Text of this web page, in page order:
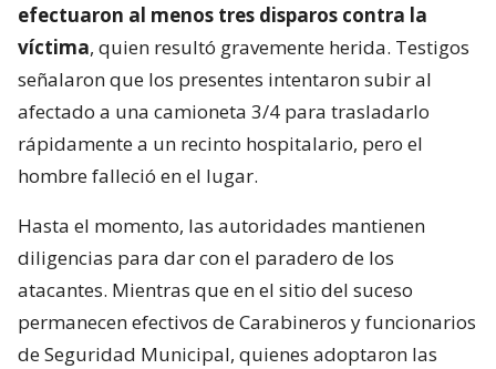
efectuaron al menos tres disparos contra la
víctima, quien resultó gravemente herida. Testigos
señalaron que los presentes intentaron subir al
afectado a una camioneta 3/4 para trasladarlo
rápidamente a un recinto hospitalario, pero el
hombre falleció en el lugar.
Hasta el momento, las autoridades mantienen
diligencias para dar con el paradero de los
atacantes. Mientras que en el sitio del suceso
permanecen efectivos de Carabineros y funcionarios
de Seguridad Municipal, quienes adoptaron las